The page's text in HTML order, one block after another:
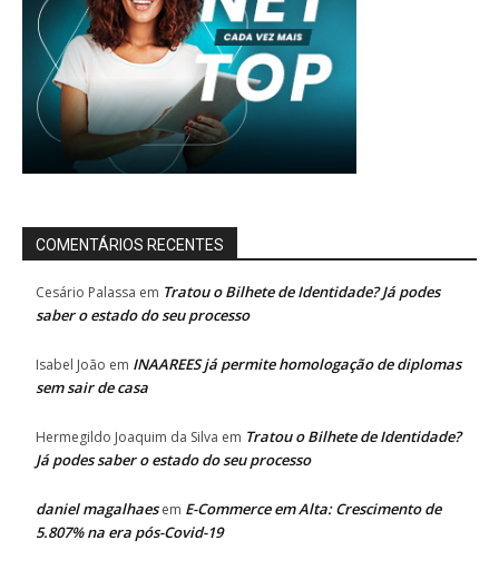
COMENTÁRIOS RECENTES
Cesário Palassa em Tratou o Bilhete de Identidade? Já podes
saber o estado do seu processo
Isabel João em INAAREES já permite homologação de diplomas
sem sair de casa
Hermegildo Joaquim da Silva em Tratou o Bilhete de Identidade?
Já podes saber o estado do seu processo
daniel magalhaesem E-Commerce em Alta: Crescimento de
5.807% na era pós-Covid-19